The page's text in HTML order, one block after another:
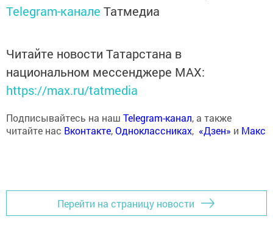
Telegram-канале Татмедиа
Читайте новости Татарстана в
национальном мессенджере MАХ:
https://max.ru/tatmedia
Подписывайтесь на наш Telegram-канал, а также
читайте нас Вконтакте,Одноклассниках, «Дзен» и Макс
Перейти на страницу новости